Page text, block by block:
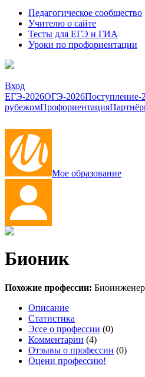
Педагогическое сообщество
Учителю о сайте
Тесты для ЕГЭ и ГИА
Уроки по профориентации
Вход
ЕГЭ-2026ОГЭ-2026Поступление-
рубежомПрофориентация
Мое образование
Бионик
Похожие профессии: Биоинженер
Описание
Статистика
Эссе о профессии (0)
Комментарии (4)
Отзывы о профессии (0)
Оцени профессию!